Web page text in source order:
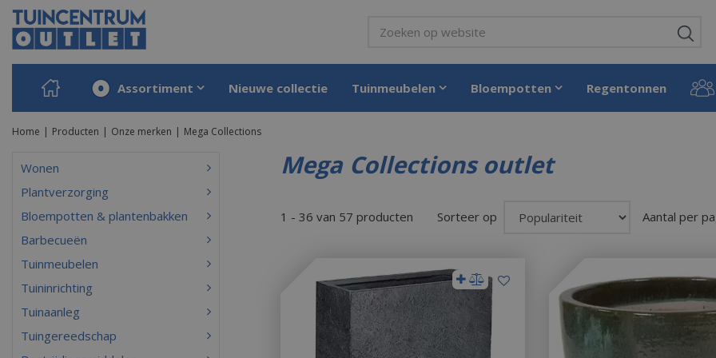
Ga
naar
content
Home Producten Onze merken Mega Collections
Assortiment Nieuwe collectie Tuinmeubelen Bloempotten Regentonnen
Mega Collections outlet
1 - 36 van 57 producten Aantal per
Sorteer op
Wonen
Plantverzorging
Bloempotten & plantenbakken
Barbecueën
Tuinmeubelen
Tuininrichting
Tuinaanleg
Tuingereedschap